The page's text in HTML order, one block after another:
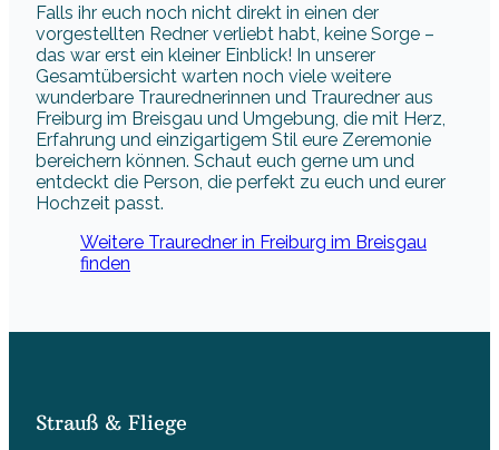
Falls ihr euch noch nicht direkt in einen der
vorgestellten Redner verliebt habt, keine Sorge –
das war erst ein kleiner Einblick! In unserer
Gesamtübersicht warten noch viele weitere
wunderbare Traurednerinnen und Trauredner aus
Freiburg im Breisgau und Umgebung, die mit Herz,
Erfahrung und einzigartigem Stil eure Zeremonie
bereichern können. Schaut euch gerne um und
entdeckt die Person, die perfekt zu euch und eurer
Hochzeit passt.
Weitere Trauredner in Freiburg im Breisgau
finden
Strauß & Fliege